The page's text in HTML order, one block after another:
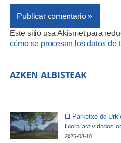
Este sitio usa Akismet para
cómo se procesan los datos de
AZKEN ALBISTEAK
El Parketxe de
lidera actividades
2026-08-10